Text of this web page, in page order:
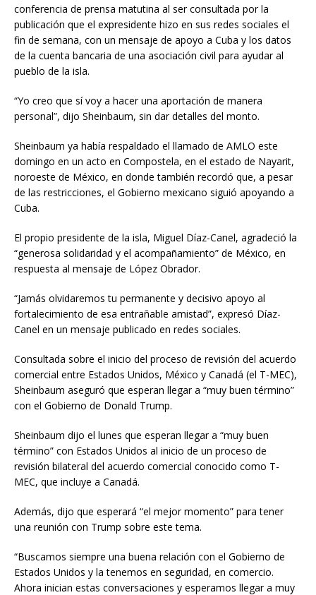
conferencia de prensa matutina al ser consultada por la
publicación que el expresidente hizo en sus redes sociales el
fin de semana, con un mensaje de apoyo a Cuba y los datos
de la cuenta bancaria de una asociación civil para ayudar al
pueblo de la isla.
“Yo creo que sí voy a hacer una aportación de manera
personal”, dijo Sheinbaum, sin dar detalles del monto.
Sheinbaum ya había respaldado el llamado de AMLO este
domingo en un acto en Compostela, en el estado de Nayarit,
noroeste de México, en donde también recordó que, a pesar
de las restricciones, el Gobierno mexicano siguió apoyando a
Cuba.
El propio presidente de la isla, Miguel Díaz-Canel, agradeció la
“generosa solidaridad y el acompañamiento” de México, en
respuesta al mensaje de López Obrador.
“Jamás olvidaremos tu permanente y decisivo apoyo al
fortalecimiento de esa entrañable amistad”, expresó Díaz-
Canel en un mensaje publicado en redes sociales.
Consultada sobre el inicio del proceso de revisión del acuerdo
comercial entre Estados Unidos, México y Canadá (el T-MEC),
Sheinbaum aseguró que esperan llegar a “muy buen término”
con el Gobierno de Donald Trump.
Sheinbaum dijo el lunes que esperan llegar a “muy buen
término” con Estados Unidos al inicio de un proceso de
revisión bilateral del acuerdo comercial conocido como T-
MEC, que incluye a Canadá.
Además, dijo que esperará “el mejor momento” para tener
una reunión con Trump sobre este tema.
“Buscamos siempre una buena relación con el Gobierno de
Estados Unidos y la tenemos en seguridad, en comercio.
Ahora inician estas conversaciones y esperamos llegar a muy